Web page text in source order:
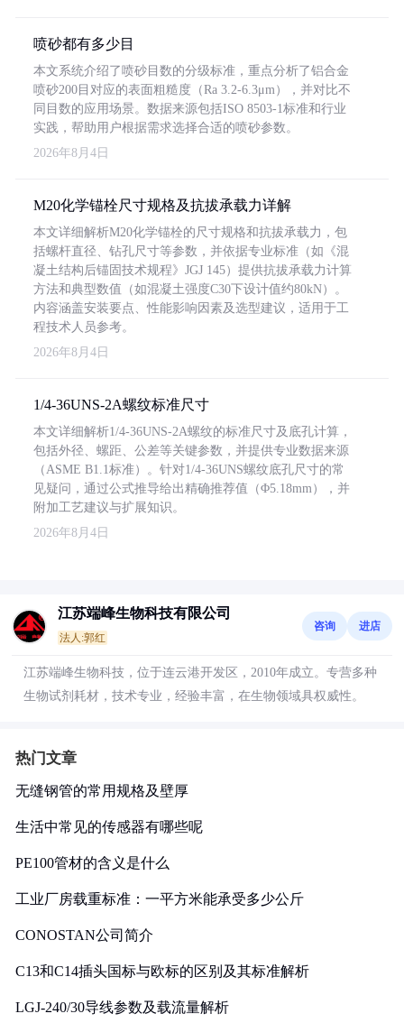
喷砂都有多少目
本文系统介绍了喷砂目数的分级标准，重点分析了铝合金
喷砂200目对应的表面粗糙度（Ra 3.2-6.3μm），并对比不
同目数的应用场景。数据来源包括ISO 8503-1标准和行业
实践，帮助用户根据需求选择合适的喷砂参数。
2026年8月4日
M20化学锚栓尺寸规格及抗拔承载力详解
本文详细解析M20化学锚栓的尺寸规格和抗拔承载力，包
括螺杆直径、钻孔尺寸等参数，并依据专业标准（如《混
凝土结构后锚固技术规程》JGJ 145）提供抗拔承载力计算
方法和典型数值（如混凝土强度C30下设计值约80kN）。
内容涵盖安装要点、性能影响因素及选型建议，适用于工
程技术人员参考。
2026年8月4日
1/4-36UNS-2A螺纹标准尺寸
本文详细解析1/4-36UNS-2A螺纹的标准尺寸及底孔计算，
包括外径、螺距、公差等关键参数，并提供专业数据来源
（ASME B1.1标准）。针对1/4-36UNS螺纹底孔尺寸的常
见疑问，通过公式推导给出精确推荐值（Φ5.18mm），并
附加工艺建议与扩展知识。
2026年8月4日
江苏端峰生物科技有限公司
法人:郭红
咨询 进店
江苏端峰生物科技，位于连云港开发区，2010年成立。专营多种
生物试剂耗材，技术专业，经验丰富，在生物领域具权威性。
热门文章
无缝钢管的常用规格及壁厚
生活中常见的传感器有哪些呢
PE100管材的含义是什么
工业厂房载重标准：一平方米能承受多少公斤
CONOSTAN公司简介
C13和C14插头国标与欧标的区别及其标准解析
LGJ-240/30导线参数及载流量解析